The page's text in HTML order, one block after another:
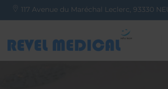
117 Avenue du Maréchal Leclerc, 93330